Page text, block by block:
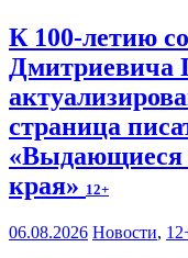
К 100-летию
Дмитриевича
страница
«Выдающиеся
края» 12+
06.08.2026 Новости,